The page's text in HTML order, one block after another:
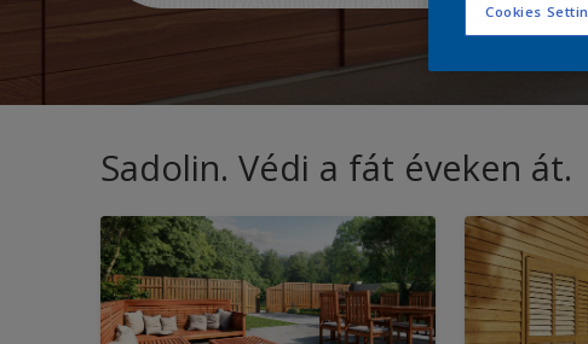
Sadolin. Védi a fát éveken át.
Cookies